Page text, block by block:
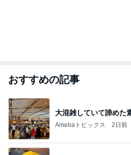
おすすめの記事
大混雑していて諦めた
Amebaトピックス 2日前